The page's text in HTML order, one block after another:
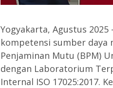
Yogyakarta, Agustus
kompetensi sumber
Penjaminan Mutu (BPM)
dengan Laboratorium
Internal ISO 17025:2017.